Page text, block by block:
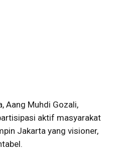
Aang Muhdi Gozali,
aktif masyarakat
Jakarta yang visioner,